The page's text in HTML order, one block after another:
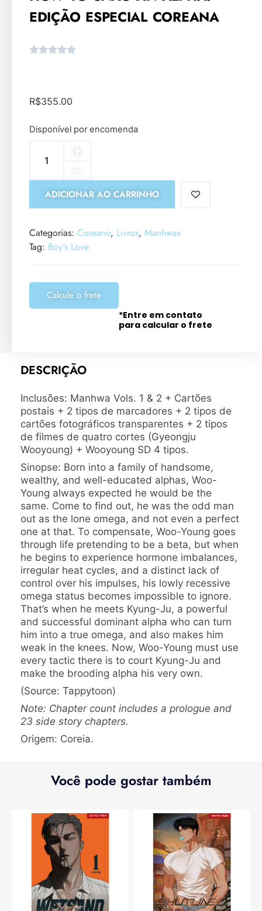
EDIÇÃO ESPECIAL COREANA
R$355.00
Disponível por encomenda
ADICIONAR AO CARRINHO
Categorias: Coreano, Livros, Manhwas
Tag: Boy's Love
Calcule o frete
*Entre em contato
para calcular o frete
DESCRIÇÃO
Inclusões: Manhwa Vols. 1 & 2 + Cartões
postais + 2 tipos de marcadores + 2 tipos de
cartões fotográficos transparentes + 2 tipos
de filmes de quatro cortes (Gyeongju
Wooyoung) + Wooyoung SD 4 tipos.
Sinopse: Born into a family of handsome,
wealthy, and well-educated alphas, Woo-
Young always expected he would be the
same. Come to find out, he was the odd man
out as the lone omega, and not even a perfect
one at that. To compensate, Woo-Young goes
through life pretending to be a beta, but when
he begins to experience hormone imbalances,
irregular heat cycles, and a distinct lack of
control over his impulses, his lowly recessive
omega status becomes impossible to ignore.
That’s when he meets Kyung-Ju, a powerful
and successful dominant alpha who can turn
him into a true omega, and also makes him
weak in the knees. Now, Woo-Young must use
every tactic there is to court Kyung-Ju and
make the brooding alpha his very own.
(Source: Tappytoon)
Note: Chapter count includes a prologue and
23 side story chapters.
Origem: Coreia.
Você pode gostar também